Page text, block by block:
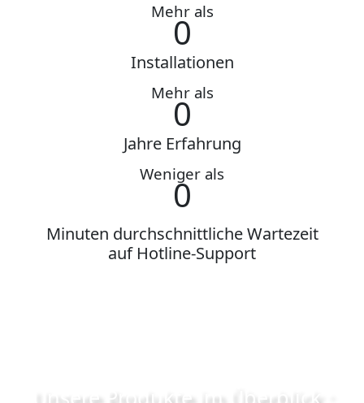
Mehr als
0
Installationen
Mehr als
0
Jahre Erfahrung
Weniger als
0
Minuten durchschnittliche Wartezeit
auf Hotline-Support
Unsere Produkte im Überblick :